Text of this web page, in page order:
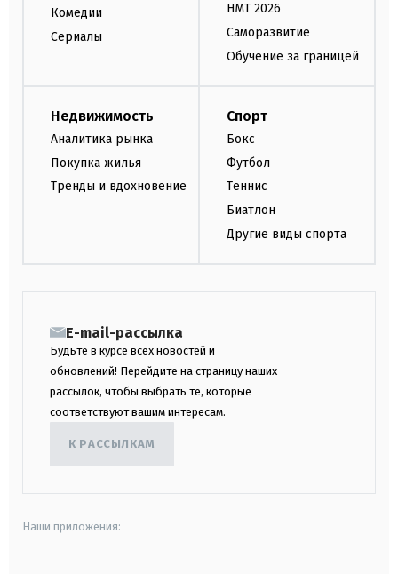
Комедии
Сериалы
НМТ 2026
Саморазвитие
Обучение за границей
Недвижимость
Аналитика рынка
Покупка жилья
Тренды и вдохновение
Спорт
Бокс
Футбол
Теннис
Биатлон
Другие виды спорта
E-mail-рассылка
Будьте в курсе всех новостей и
обновлений! Перейдите на страницу наших
рассылок, чтобы выбрать те, которые
соответствуют вашим интересам.
К РАССЫЛКАМ
Наши приложения: